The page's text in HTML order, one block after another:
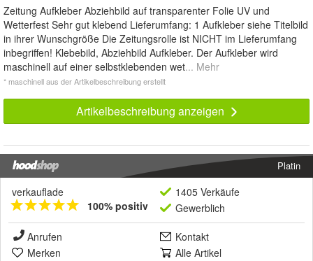
Zeitung Aufkleber Abziehbild auf transparenter Folie UV und
Wetterfest Sehr gut klebend Lieferumfang: 1 Aufkleber siehe Titelbild
in ihrer Wunschgröße Die Zeitungsrolle ist NICHT im Lieferumfang
inbegriffen! Klebebild, Abziehbild Aufkleber. Der Aufkleber wird
maschinell auf einer selbstklebenden wet... Mehr
* maschinell aus der Artikelbeschreibung erstellt
Artikelbeschreibung anzeigen
Platin
verkauflade
100% positiv
1405 Verkäufe
Gewerblich
Anrufen
Kontakt
Merken
Alle Artikel